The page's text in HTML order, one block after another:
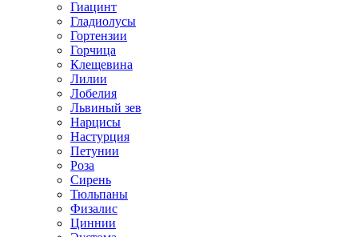
Гиацинт
Гладиолусы
Гортензии
Горчица
Клещевина
Лилии
Лобелия
Львиный зев
Нарцисы
Настурция
Петунии
Роза
Сирень
Тюльпаны
Физалис
Циннии